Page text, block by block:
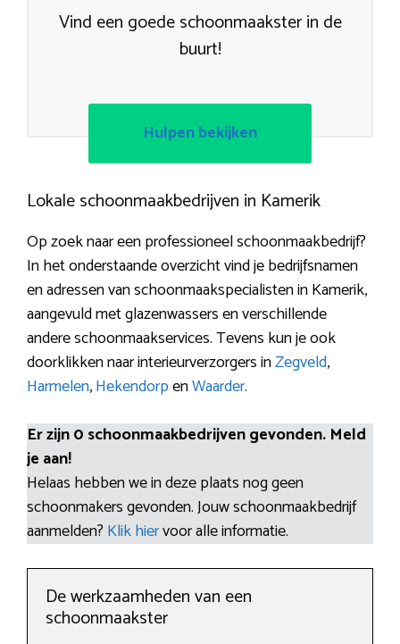
Vind een goede schoonmaakster in de
buurt!
Hulpen bekijken
Lokale schoonmaakbedrijven in Kamerik
Op zoek naar een professioneel schoonmaakbedrijf?
In het onderstaande overzicht vind je bedrijfsnamen
en adressen van schoonmaakspecialisten in Kamerik,
aangevuld met glazenwassers en verschillende
andere schoonmaakservices. Tevens kun je ook
doorklikken naar interieurverzorgers inZegveld,
Harmelen,HekendorpenWaarder.
Er zijn 0 schoonmaakbedrijven gevonden. Meld
je aan!
Helaas hebben we in deze plaats nog geen
schoonmakers gevonden. Jouw schoonmaakbedrijf
aanmelden? Klik hiervoor alle informatie.
De werkzaamheden van een
schoonmaakster